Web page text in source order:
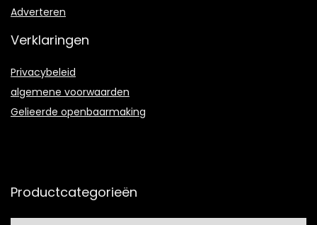
Adverteren
Verklaringen
Privacybeleid
algemene voorwaarden
Gelieerde openbaarmaking
Productcategorieën